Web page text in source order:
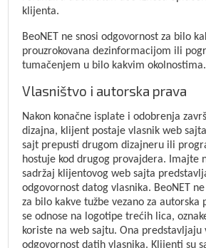
klijenta.
BeoNET ne snosi odgovornost za bilo
prouzrokovana dezinformacijom ili
tumačenjem u bilo kakvim okolnostima.
Vlasništvo i autorska prava
Nakon konačne isplate i odobrenja
dizajna, klijent postaje vlasnik web
sajt prepusti drugom dizajneru ili
hostuje kod drugog provajdera. Imajte
sadržaj klijentovog web sajta
odgovornost datog vlasnika. BeoNET
za bilo kakve tužbe vezano za autorska
se odnose na logotipe trećih lica,
koriste na web sajtu. Ona predstavljaju
odgovornost datih vlasnika. Klijenti su